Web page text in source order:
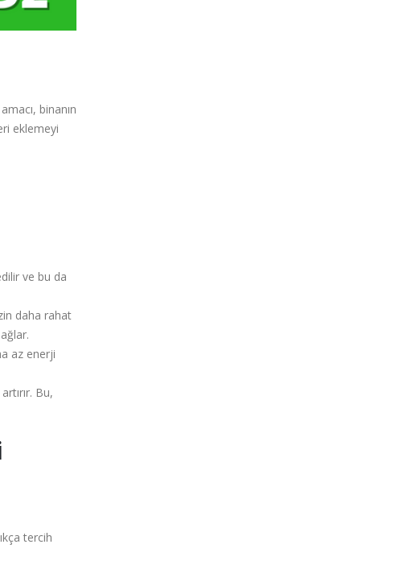
binanın
eklemeyi
ve bu da
daha rahat
az enerji
Bu,
tercih